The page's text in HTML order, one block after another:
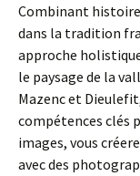
Combinant
dans la tradition
approche
le paysage de la
Mazenc et
compétences clés
images, vous
avec des